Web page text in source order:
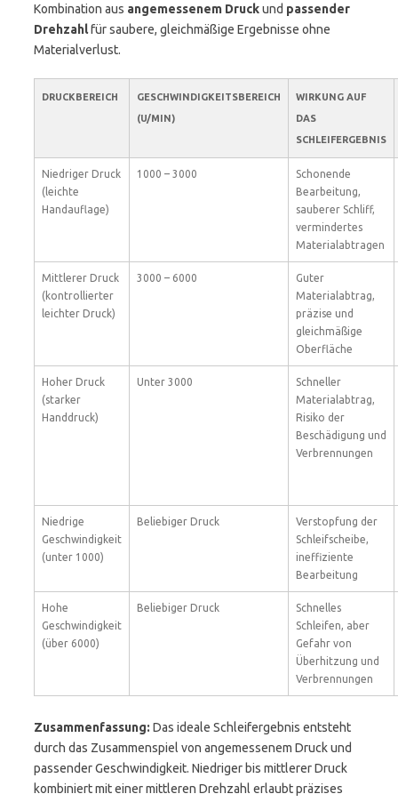
Kombination aus angemessenem Druckund passender
Drehzahlfür saubere, gleichmäßige Ergebnisse ohne
Materialverlust.
DRUCKBEREICH
GESCHWINDIGKEITSBEREICH
(U/MIN)
WIRKUNG AUF
DAS
SCHLEIFERGEBNIS
Niedriger Druck
(leichte
Handauflage)
1000 – 3000
Schonende
Bearbeitung,
sauberer Schliff,
vermindertes
Materialabtragen
Mittlerer Druck
(kontrollierter
leichter Druck)
3000 – 6000
Guter
Materialabtrag,
präzise und
gleichmäßige
Oberfläche
Hoher Druck
(starker
Handdruck)
Unter 3000
Schneller
Materialabtrag,
Risiko der
Beschädigung und
Verbrennungen
Niedrige
Geschwindigkeit
(unter 1000)
Beliebiger Druck
Verstopfung der
Schleifscheibe,
ineffiziente
Bearbeitung
Hohe
Geschwindigkeit
(über 6000)
Beliebiger Druck
Schnelles
Schleifen, aber
Gefahr von
Überhitzung und
Verbrennungen
Zusammenfassung: Das ideale Schleifergebnis entsteht
durch das Zusammenspiel von angemessenem Druck und
passender Geschwindigkeit. Niedriger bis mittlerer Druck
kombiniert mit einer mittleren Drehzahl erlaubt präzises